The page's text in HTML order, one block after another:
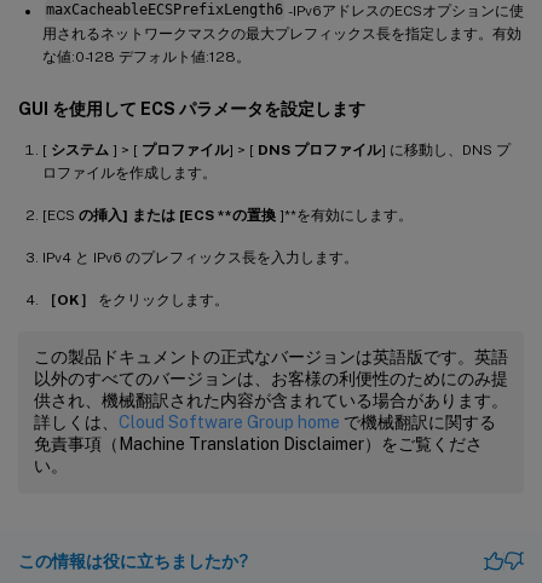
maxCacheableECSPrefixLength6 -IPv6アドレスのECSオプションに使
用されるネットワークマスクの最大プレフィックス長を指定します。有効
な値:0-128 デフォルト値:128。
GUI を使用して ECS パラメータを設定します
[ システム ] > [ プロファイル] > [ DNS プロファイル] に移動し、DNS プ
ロファイルを作成します。
[ECS の挿入] または [ECS **の置換 ]**を有効にします。
IPv4 と IPv6 のプレフィックス長を入力します。
［OK］ をクリックします。
この製品ドキュメントの正式なバージョンは英語版です。英語
以外のすべてのバージョンは、お客様の利便性のためにのみ提
供され、機械翻訳された内容が含まれている場合があります。
詳しくは、 Cloud Software Group home で機械翻訳に関する
免責事項（Machine Translation Disclaimer）をご覧くださ
い。
この情報は役に立ちましたか?